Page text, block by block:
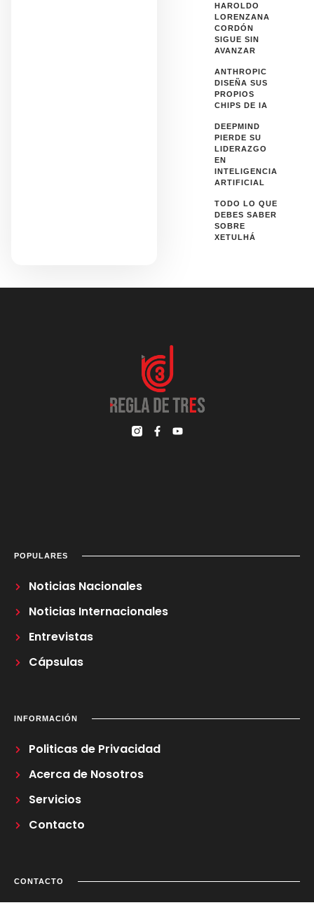
HAROLDO
LORENZANA
CORDÓN
SIGUE SIN
AVANZAR
ANTHROPIC
DISEÑA SUS
PROPIOS
CHIPS DE IA
DEEPMIND
PIERDE SU
LIDERAZGO
EN
INTELIGENCIA
ARTIFICIAL
TODO LO QUE
DEBES SABER
SOBRE
XETULHÁ
POPULARES
Noticias Nacionales
Noticias Internacionales
Entrevistas
Cápsulas
INFORMACIÓN
Politicas de Privacidad
Acerca de Nosotros
Servicios
Contacto
CONTACTO